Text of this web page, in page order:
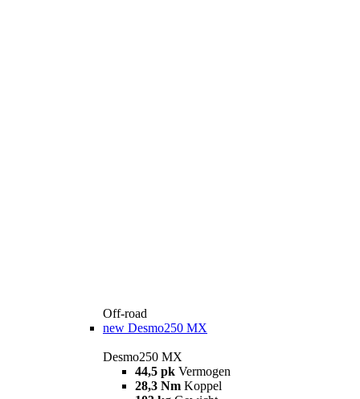
Off-road
new Desmo250 MX
Desmo250 MX
44,5 pk Vermogen
28,3 Nm Koppel